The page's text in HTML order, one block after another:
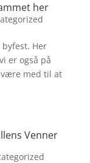
her
Her
er også på
med til at
Venner